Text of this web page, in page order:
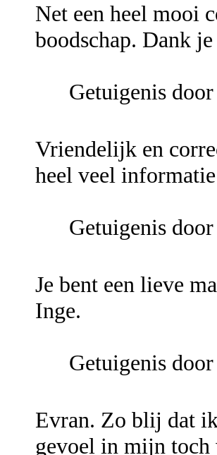
Net een heel mooi
boodschap. Dank
Getuigenis door
Vriendelijk en
heel veel
Getuigenis door
Je bent een lieve
Inge.
Getuigenis door
Evran. Zo blij dat
gevoel in mijn